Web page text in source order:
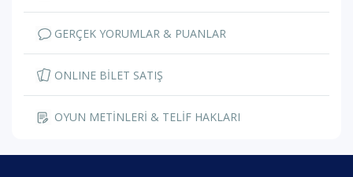
GERÇEK YORUMLAR & PUANLAR
ONLINE BİLET SATIŞ
OYUN METİNLERİ & TELİF HAKLARI